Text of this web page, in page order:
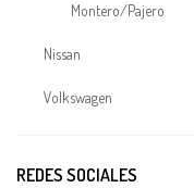
Montero/Pajero
Nissan
Volkswagen
TDI
REDES SOCIALES